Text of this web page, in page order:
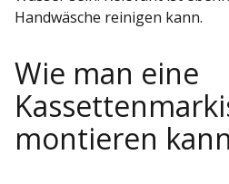
Handwäsche reinigen kann.
Wie man eine
montieren kann